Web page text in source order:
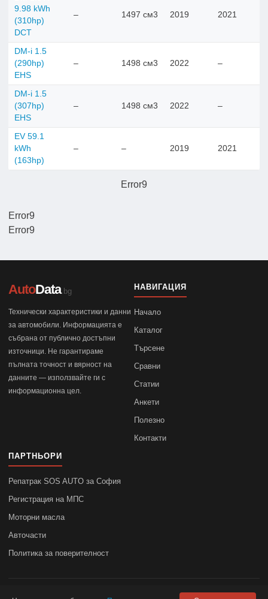
Error9
9.98 kWh
(310hp)
DCT
– 1497 см3 2019 2021
DM-i 1.5
(290hp)
EHS
– 1498 см3 2022 –
DM-i 1.5
(307hp)
EHS
– 1498 см3 2022 –
EV 59.1
kWh
(163hp)
– – 2019 2021
Error9
Error9
AutoData.bg
Технически характеристики и данни
за автомобили. Информацията е
събрана от публично достъпни
източници. Не гарантираме
пълната точност и вярност на
данните — използвайте ги с
информационна цел.
НАВИГАЦИЯ
Начало
Каталог
Търсене
Сравни
Статии
Анкети
Полезно
Контакти
ПАРТНЬОРИ
Репатрак SOS AUTO за София
Регистрация на МПС
Моторни масла
Авточасти
Политика за поверителност